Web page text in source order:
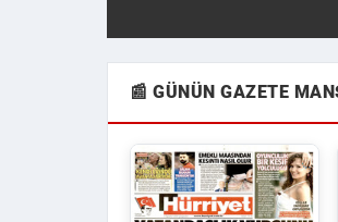
📰 GÜNÜN GAZETE